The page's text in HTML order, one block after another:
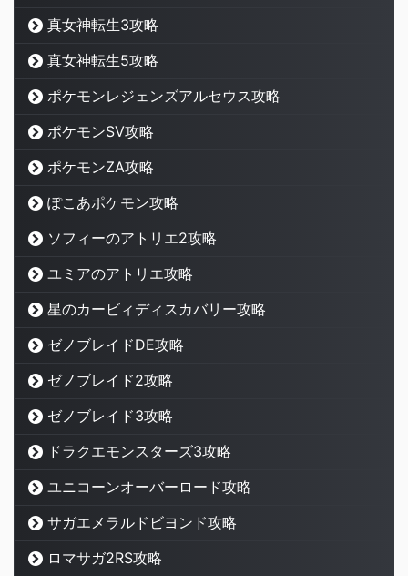
真女神転生3攻略
真女神転生5攻略
ポケモンレジェンズアルセウス攻略
ポケモンSV攻略
ポケモンZA攻略
ぽこあポケモン攻略
ソフィーのアトリエ2攻略
ユミアのアトリエ攻略
星のカービィディスカバリー攻略
ゼノブレイドDE攻略
ゼノブレイド2攻略
ゼノブレイド3攻略
ドラクエモンスターズ3攻略
ユニコーンオーバーロード攻略
サガエメラルドビヨンド攻略
ロマサガ2RS攻略